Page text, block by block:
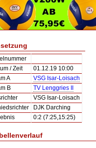
/ Zeit
01.12.19 10:00
A
VSG Isar-Loisach
B
TV Lenggries II
VSG Isar-Loisach
DJK Darching
0:2 (7:25,15:25)